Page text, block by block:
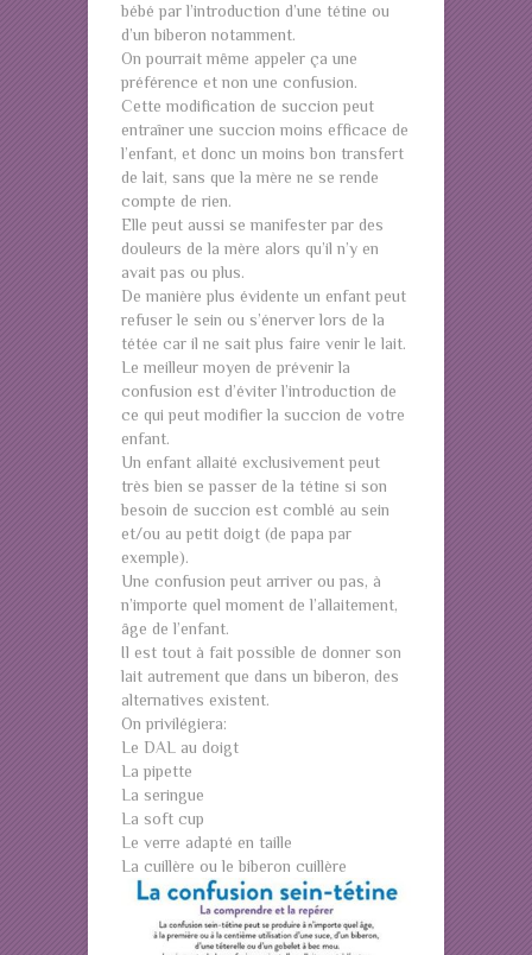
bébé par l’introduction d’une tétine ou
d’un biberon notamment.
On pourrait même appeler ça une
préférence et non une confusion.
Cette modification de succion peut
entraîner une succion moins efficace de
l’enfant, et donc un moins bon transfert
de lait, sans que la mère ne se rende
compte de rien.
Elle peut aussi se manifester par des
douleurs de la mère alors qu’il n’y en
avait pas ou plus.
De manière plus évidente un enfant peut
refuser le sein ou s’énerver lors de la
tétée car il ne sait plus faire venir le lait.
Le meilleur moyen de prévenir la
confusion est d’éviter l’introduction de
ce qui peut modifier la succion de votre
enfant.
Un enfant allaité exclusivement peut
très bien se passer de la tétine si son
besoin de succion est comblé au sein
et/ou au petit doigt (de papa par
exemple).
Une confusion peut arriver ou pas, à
n’importe quel moment de l’allaitement,
âge de l’enfant.
Il est tout à fait possible de donner son
lait autrement que dans un biberon, des
alternatives existent.
On privilégiera:
Le DAL au doigt
La pipette
La seringue
La soft cup
Le verre adapté en taille
La cuillère ou le biberon cuillère